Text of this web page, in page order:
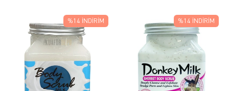
%14 İNDIRIM %14 İNDIRIM